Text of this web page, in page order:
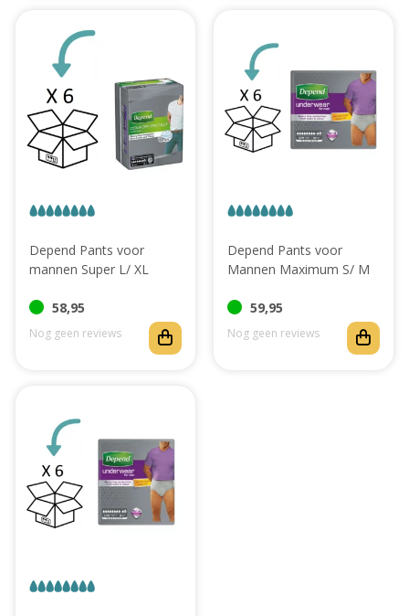
Depend Pants voor
mannen Super L/ XL
58,95
Nog geen reviews
Depend Pants voor
Mannen Maximum S/ M
59,95
Nog geen reviews